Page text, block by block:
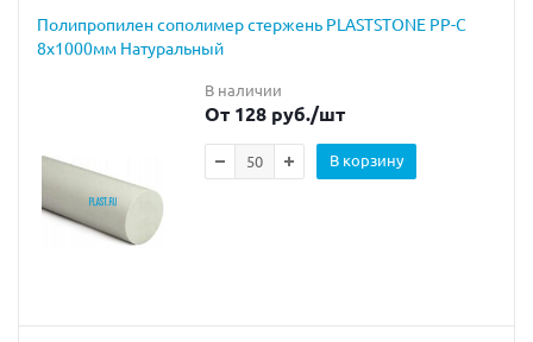
Полипропилен сополимер стержень PLASTSTONE PP-C
8х1000мм Натуральный
В наличии
От 128 руб./шт
В корзину